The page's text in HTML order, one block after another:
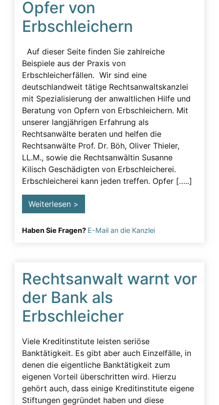
Opfer von
Erbschleichern
Auf dieser Seite finden Sie zahlreiche
Beispiele aus der Praxis von
Erbschleicherfällen. Wir sind eine
deutschlandweit tätige Rechtsanwaltskanzlei
mit Spezialisierung der anwaltlichen Hilfe und
Beratung von Opfern von Erbschleichern. Mit
unserer langjährigen Erfahrung als
Rechtsanwälte beraten und helfen die
Rechtsanwälte Prof. Dr. Böh, Oliver Thieler,
LL.M., sowie die Rechtsanwältin Susanne
Kilisch Geschädigten von Erbschleicherei.
Erbschleicherei kann jeden treffen. Opfer […..]
Weiterlesen >
Haben Sie Fragen? E-Mail an die Kanzlei
Rechtsanwalt warnt vor
der Bank als
Erbschleicher
Viele Kreditinstitute leisten seriöse
Banktätigkeit. Es gibt aber auch Einzelfälle, in
denen die eigentliche Banktätigkeit zum
eigenen Vorteil überschritten wird. Hierzu
gehört auch, dass einige Kreditinstitute eigene
Stiftungen gegründet haben und diese
Beeinflussung – unzulässig
Beeinflussung – Unzulässige – Alarmsignale
Besuchsverbot
Betreuung
Demenz
Detektiv
Erblasser
Erbscheicherei aus dem sozialen Bereich des
Erblassers
Erbschleicher
Erbschleicher Alarmsignale
Erbschleicherei
Erbschleicherfall
Ersatzansprüche
Familie
Familiengeschichte wurde zerstört
Gericht
Geschädigte
Geschäftsunfähigkeit
Gesprächsüberwachung